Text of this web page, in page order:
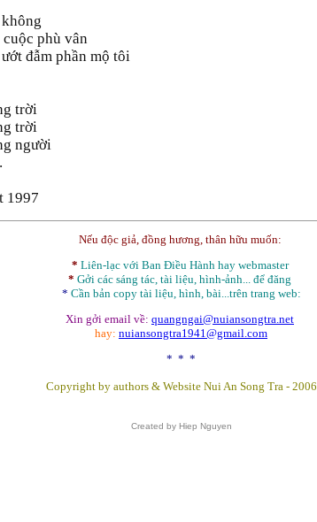
phù vân
đẫm phần mộ tôi
trời
trời
người
1997
Nếu độc giả, đồng hương, thân hữu muốn:
* Liên-lạc với Ban Điều Hành hay webmaster
* Gởi các sáng tác, tài liệu, hình-ảnh... để đăng
* Cần bản copy tài liệu, hình, bài...trên trang web:
Xin gởi email về: quangngai@nuiansongtra.net
hay: nuiansongtra1941@gmail.com
* * *
Copyright by authors & Website Nui An Song Tra - 2006
Created by Hiep Nguyen